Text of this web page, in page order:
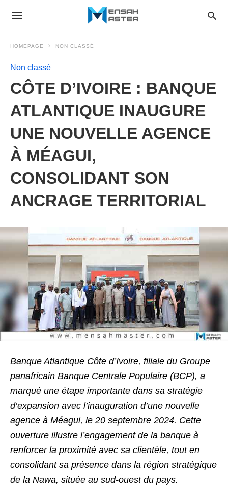
HOMEPAGE NON CLASSÉ
Non classé
CÔTE D’IVOIRE : BANQUE
ATLANTIQUE INAUGURE
UNE NOUVELLE AGENCE
À MÉAGUI,
CONSOLIDANT SON
ANCRAGE TERRITORIAL
Banque Atlantique Côte d’Ivoire, filiale du Groupe
panafricain Banque Centrale Populaire (BCP), a
marqué une étape importante dans sa stratégie
d’expansion avec l’inauguration d’une nouvelle
agence à Méagui, le 20 septembre 2024. Cette
ouverture illustre l’engagement de la banque à
renforcer la proximité avec sa clientèle, tout en
consolidant sa présence dans la région stratégique
de la Nawa, située au sud-ouest du pays.